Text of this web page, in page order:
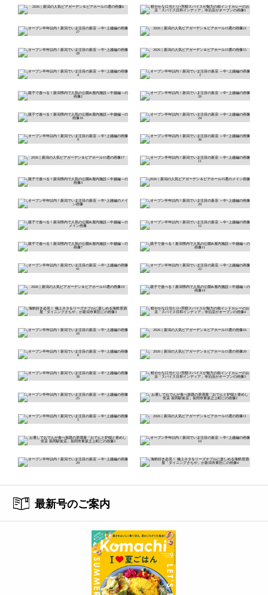
最新号のご案内